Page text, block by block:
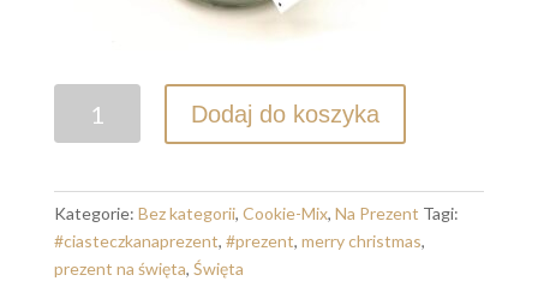
Cookiemix
z
kawałkami
Dodaj do koszyka
Kategorie: Bez kategorii, Cookie-Mix, Na Prezent Tagi:
#ciasteczkanaprezent, #prezent, merry christmas,
prezent na święta, Święta